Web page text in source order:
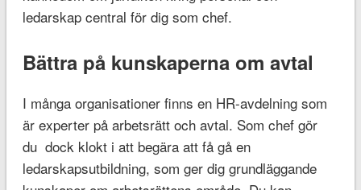
ledarskap central för dig som chef.
Bättra på kunskaperna om avtal
I många organisationer finns en HR-avdelning som
är experter på arbetsrätt och avtal. Som chef gör
du dock klokt i att begära att få gå en
ledarskapsutbildning, som ger dig grundläggande